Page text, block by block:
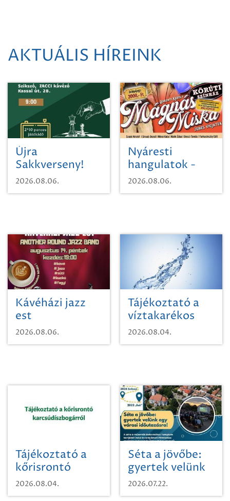
AKTUÁLIS HÍREINK
Újra
Sakkverseny!
2026.08.06.
Nyáresti
hangulatok -
Mágnás Miska
2026.08.06.
Kávéházi jazz
est
2026.08.06.
Tájékoztató a
víztakarékos
vízhasználatról
2026.08.04.
Tájékoztató a
kőrisrontó
karcsúdíszbogárról
2026.08.04.
Séta a jövőbe:
gyertek velünk
egy városi
időutazásra!
2026.07.22.